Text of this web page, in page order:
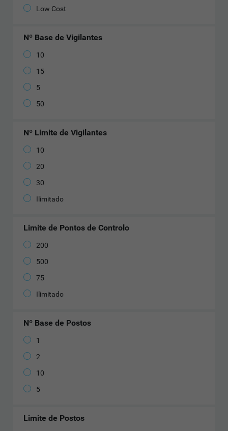
Low Cost
Nº Base de Vigilantes
10
15
5
50
Nº Limite de Vigilantes
10
20
30
Ilimitado
Limite de Pontos de Controlo
200
500
75
Ilimitado
Nº Base de Postos
1
2
10
5
Limite de Postos